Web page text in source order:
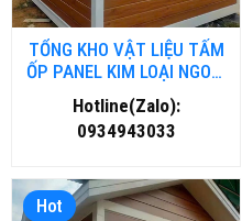
TỔNG KHO VẬT LIỆU TẤM
ỐP PANEL KIM LOẠI NGOÀI
TRỜI TẠI NGHỆ AN
Hotline(Zalo):
0934943033
Hot